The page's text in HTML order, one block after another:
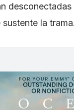
la trama.